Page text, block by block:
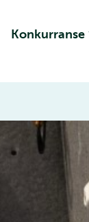
Konkurranse